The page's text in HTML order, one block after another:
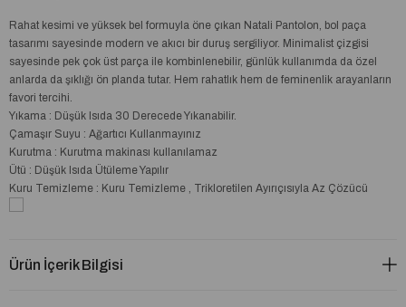
Rahat kesimi ve yüksek bel formuyla öne çıkan Natali Pantolon, bol paça
tasarımı sayesinde modern ve akıcı bir duruş sergiliyor. Minimalist çizgisi
sayesinde pek çok üst parça ile kombinlenebilir, günlük kullanımda da özel
anlarda da şıklığı ön planda tutar. Hem rahatlık hem de feminenlik arayanların
favori tercihi.
Yıkama : Düşük Isıda 30 Derecede Yıkanabilir.
Çamaşır Suyu : Ağartıcı Kullanmayınız
Kurutma : Kurutma makinası kullanılamaz
Ütü : Düşük Isıda Ütüleme Yapılır
Kuru Temizleme : Kuru Temizleme , Trikloretilen Ayırıçısıyla Az Çözücü
Ürün İçerik Bilgisi